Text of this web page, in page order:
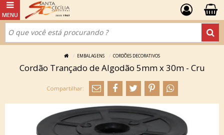
EMBALAGENS CORDÕES DECORATIVOS
Cordão Trançado de Algodão 5mm x 30m - Cru